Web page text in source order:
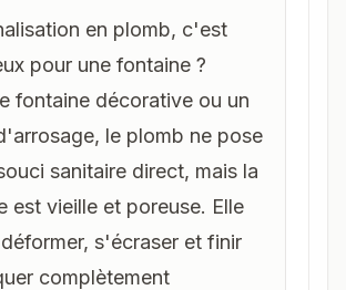
en plomb, c'est
pour une fontaine ?
fontaine décorative ou un
le plomb ne pose
sanitaire direct, mais la
est vieille et poreuse. Elle
s'écraser et finir
complètement